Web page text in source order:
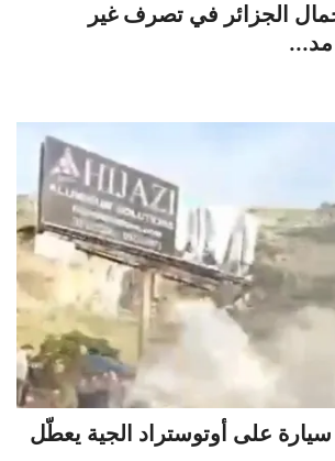
الجزائر في تصرف غير
سيارة على أوتوستراد الجية يعطّل